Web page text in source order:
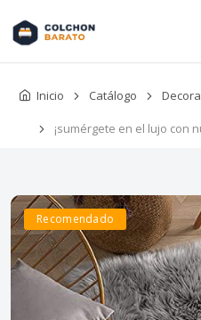
Inicio Catálogo
¡sumérgete en el lujo con
Recomendado